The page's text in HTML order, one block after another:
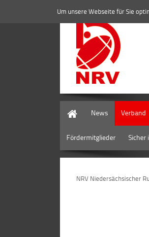
News Verband
Fördermitglieder Sicher
NRV Niedersächsischer
Um unsere Webseite für Sie